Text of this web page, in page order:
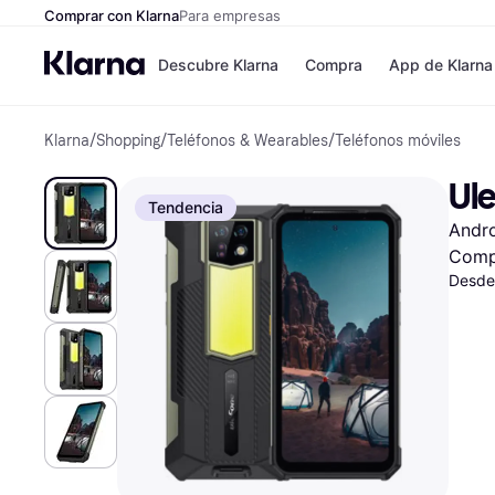
Comprar con KlarnaPara empresas
Descubre Klarna
Formas de pago
Paga ahora
Paga en 3 plazos
Paga en 30 días
Financiación
Klarna en Apple
Compra
Tiendas
Zalando
JD Sports
App de Klarna
Klarna/Shopping/Teléfonos & Wearables/Teléfonos móviles
Tendencia